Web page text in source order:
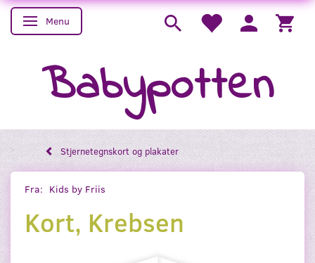
Skifte navigation
Menu
Babypotten
Stjernetegnskort og plakater
Fra: Kids by Friis
Kort, Krebsen